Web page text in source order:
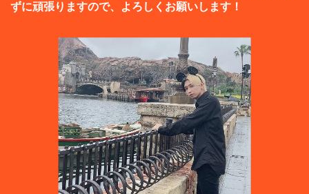
ずに頑張りますので、よろしくお願いします！